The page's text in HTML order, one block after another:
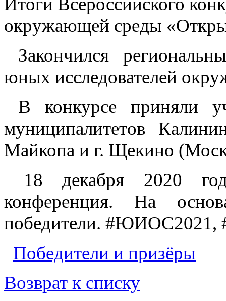
окружающей среды
Закончился
юных исследователей
В конкурсе приняли
муниципалитетов
Майкопа и г. Щекино
18 декабря 2020
конференция. На
победители. #ЮИОС2021,
Победители и призёры
Возврат к списку